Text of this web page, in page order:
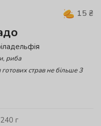
15 ₴
риба
страв не більше 3
240 г